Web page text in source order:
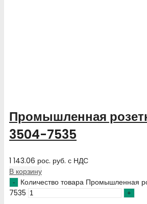
Промышленная
3504-7535
1 143.06 рос. руб. с НДС
В корзину
Количество товара Промышленная
7535